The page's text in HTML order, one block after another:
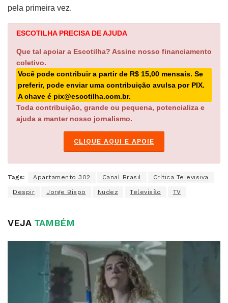
pela primeira vez.
ESCOTILHA PRECISA DE AJUDA
Que tal apoiar a Escotilha? Assine nosso financiamento
coletivo.
Você pode contribuir a partir de R$ 15,00 mensais. Se
preferir, pode enviar uma contribuição avulsa por PIX.
A chave é pix@escotilha.com.br.
Toda contribuição, grande ou pequena, potencializa e
ajuda a manter nosso jornalismo.
CLIQUE AQUI E APOIE
Tags: Apartamento 302 Canal Brasil Crítica Televisiva
Despir Jorge Bispo Nudez Televisão TV
VEJATAMBÉM